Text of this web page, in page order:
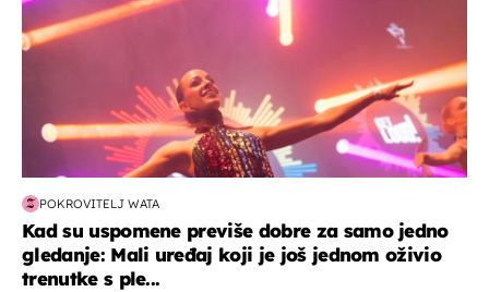
POKROVITELJ WATA
Kad su uspomene previše dobre za samo jedno
gledanje: Mali uređaj koji je još jednom oživio
trenutke s ple...